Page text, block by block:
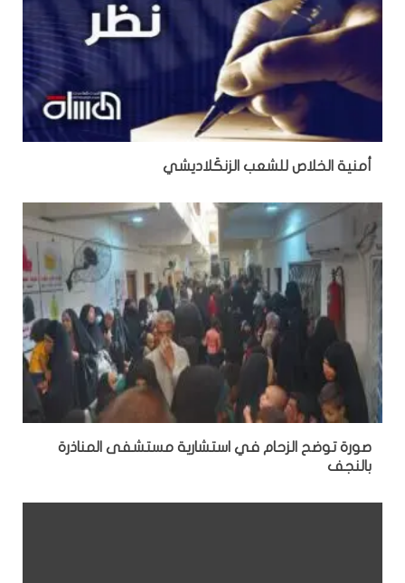
أمنية الخلاص للشعب الزنكَلاديشي
صورة توضح الزحام في استشارية مستشفى المناذرة
بالنجف